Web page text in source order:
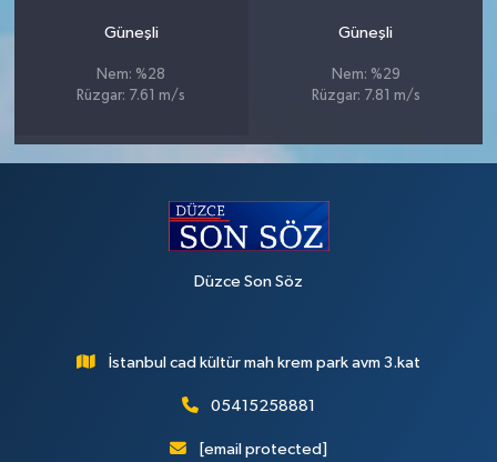
Güneşli
Nem: %28
Rüzgar: 7.61 m/s
Güneşli
Nem: %29
Rüzgar: 7.81 m/s
Düzce Son Söz
İstanbul cad kültür mah krem park avm 3.kat
05415258881
[email protected]